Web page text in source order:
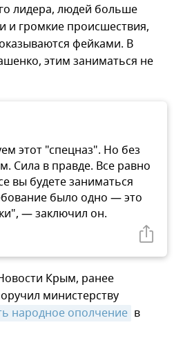
лидера, людей больше
и громкие происшествия,
фейками. В
этим заниматься не
этот "спецназ". Но без
Сила в правде. Все равно
вы будете заниматься
было одно — это
— заключил он.
Крым, ранее
министерству
народное ополчение в